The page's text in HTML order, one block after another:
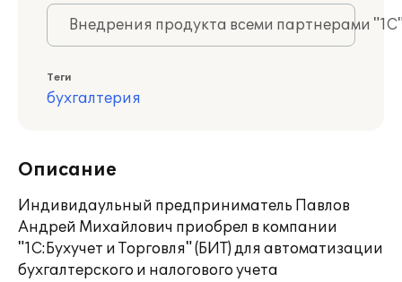
Внедрения продукта всеми партнерами
Теги
бухгалтерия
Описание
Индивидаульный предприниматель Павлов
Андрей Михайлович приобрел в компании
"1С:Бухучет и Торговля" (БИТ) для автоматизации
бухгалтерского и налогового учета